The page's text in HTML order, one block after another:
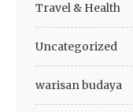
Travel & Health
Uncategorized
warisan budaya